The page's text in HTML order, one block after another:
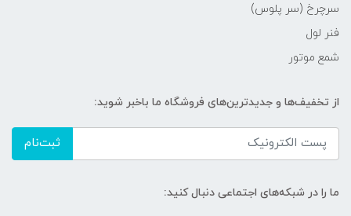
سرچرخ (سر پلوس)
فنر لول
شمع موتور
از تخفیف‌ها و جدیدترین‌های فروشگاه ما باخبر شوید:
ثبت‌نام
ما را در شبکه‌های اجتماعی دنبال کنید: